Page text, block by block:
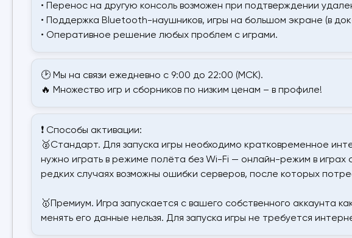
• Перенос на другую консоль возможен при подтверждении
• Поддержка Bluetooth-наушников, игры на большом экране (в
• Оперативное решение любых проблем с играми.
🕑 Мы на связи ежедневно с 9:00 до 22:00 (МСК).
🔥 Множество игр и сборников по низким ценам – в профиле!
❗ Способы активации:
🥈Стандарт. Для запуска игры необходимо кратковременное
нужно играть в режиме полёта без Wi-Fi — онлайн-режим в играх
редких случаях возможны ошибки серверов, после которых
🥇Премиум. Игра запускается с вашего собственного аккаунта
менять его данные нельзя. Для запуска игры не требуется